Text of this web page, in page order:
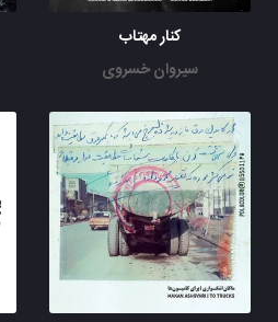
کنار مهتاب
سیروان خسروی